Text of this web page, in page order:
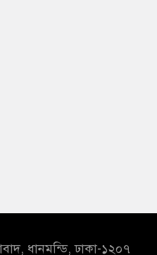
ধানমন্ডি, ঢাকা-১২০৭